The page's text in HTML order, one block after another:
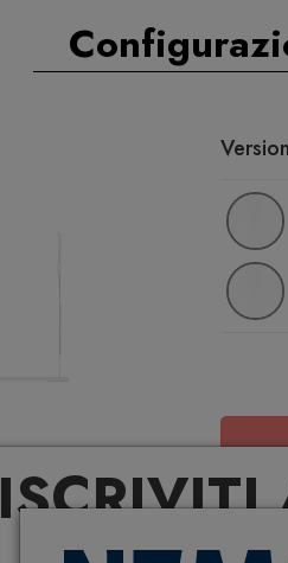
ISCRIVITI